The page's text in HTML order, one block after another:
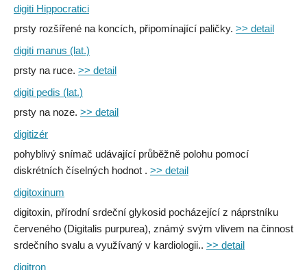
digiti Hippocratici
prsty rozšířené na koncích, připomínající paličky. >> detail
digiti manus (lat.)
prsty na ruce. >> detail
digiti pedis (lat.)
prsty na noze. >> detail
digitizér
pohyblivý snímač udávající průběžně polohu pomocí
diskrétních číselných hodnot . >> detail
digitoxinum
digitoxin, přírodní srdeční glykosid pocházející z náprstníku
červeného (Digitalis purpurea), známý svým vlivem na činnost
srdečního svalu a využívaný v kardiologii.. >> detail
digitron